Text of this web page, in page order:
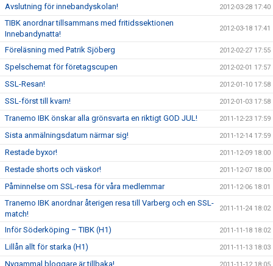
Avslutning för innebandyskolan! 2012-03-28 17:40
TIBK anordnar tillsammans med fritidssektionen
Innebandynatta!
2012-03-18 17:41
Föreläsning med Patrik Sjöberg 2012-02-27 17:55
Spelschemat för företagscupen 2012-02-01 17:57
SSL-Resan! 2012-01-10 17:58
SSL-först till kvarn! 2012-01-03 17:58
Tranemo IBK önskar alla grönsvarta en riktigt GOD JUL! 2011-12-23 17:59
Sista anmälningsdatum närmar sig! 2011-12-14 17:59
Restade byxor! 2011-12-09 18:00
Restade shorts och väskor! 2011-12-07 18:00
Påminnelse om SSL-resa för våra medlemmar 2011-12-06 18:01
Tranemo IBK anordnar återigen resa till Varberg och en SSL-
match!
2011-11-24 18:02
Inför Söderköping – TIBK (H1) 2011-11-18 18:02
Lillån allt för starka (H1) 2011-11-13 18:03
Nygammal bloggare är tillbaka! 2011-11-12 18:05